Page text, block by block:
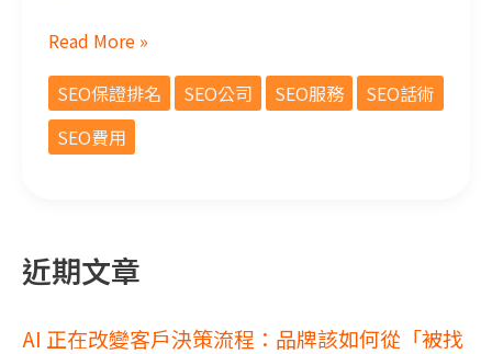
Read More »
SEO保證排名
SEO公司 SEO服務
SEO話術
SEO費用
近期文章
AI 正在改變客戶決策流程：品牌該如何從「被找